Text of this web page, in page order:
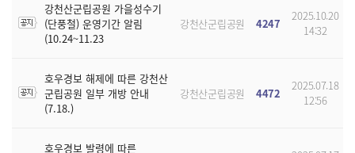
강천산군립공원 가을성수기
(단풍철) 운영기간 알림
(10.24~11.23
강천산군립공원 4247
2025.10.20
14:32
호우경보 해제에 따른 강천산
군립공원 일부 개방 안내
(7.18.)
강천산군립공원 4472
2025.07.18
12:56
호우경보 발령에 따른